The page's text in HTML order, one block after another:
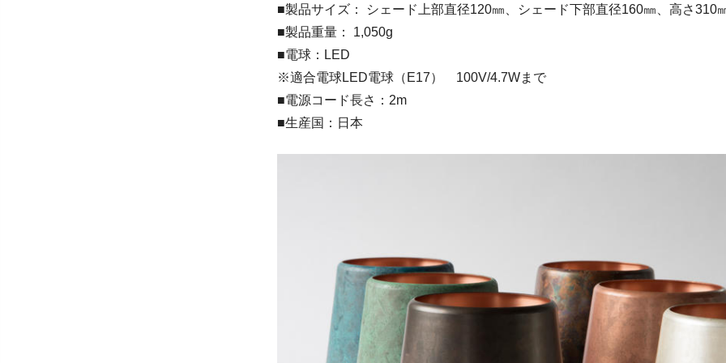
■製品サイズ： シェード上部直径120㎜、シェード下部直径160㎜、高さ310
■製品重量： 1,050g
■電球：LED
※適合電球LED電球（E17） 100V/4.7Wまで
■電源コード長さ：2m
■生産国：日本